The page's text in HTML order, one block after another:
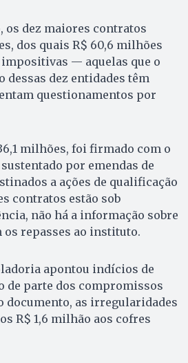
os dez maiores contratos
dos quais R$ 60,6 milhões
— aquelas que o
dessas dez entidades têm
questionamentos por
milhões, foi firmado com o
por emendas de
a ações de qualificação
contratos estão sob
não há a informação sobre
os repasses ao instituto.
apontou indícios de
de parte dos compromissos
documento, as irregularidades
R$ 1,6 milhão aos cofres